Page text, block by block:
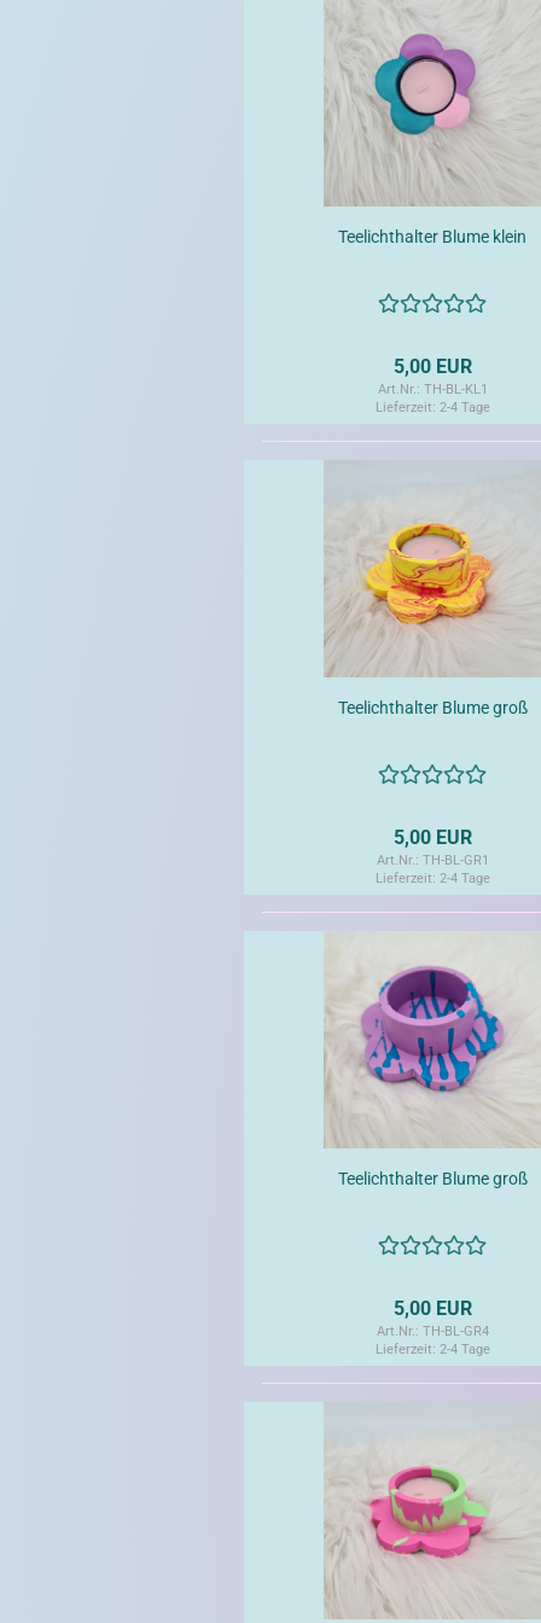
Teelichthalter Blume klein
5,00 EUR
Art.Nr.: TH-BL-KL1
Lieferzeit: 2-4 Tage
Teelichthalter Blume groß
5,00 EUR
Art.Nr.: TH-BL-GR1
Lieferzeit: 2-4 Tage
Teelichthalter Blume groß
5,00 EUR
Art.Nr.: TH-BL-GR4
Lieferzeit: 2-4 Tage